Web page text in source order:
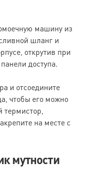
машину из
шланг и
открутив при
доступа.
и отсоедините
чтобы его можно
на месте с
мутности